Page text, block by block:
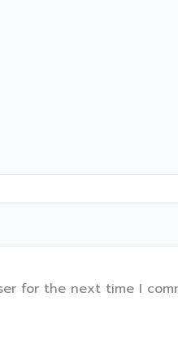
for the next time I